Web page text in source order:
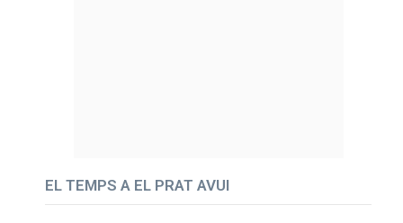
EL TEMPS A EL PRAT AVUI